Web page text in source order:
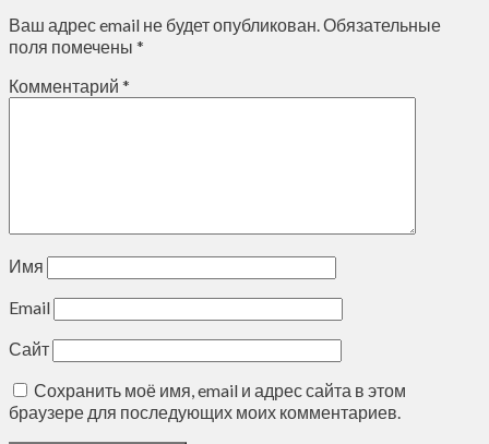
Ваш адрес email не будет опубликован.Обязательные
поля помечены *
Комментарий *
Имя
Email
Сайт
Сохранить моё имя, email и адрес сайта в этом
браузере для последующих моих комментариев.